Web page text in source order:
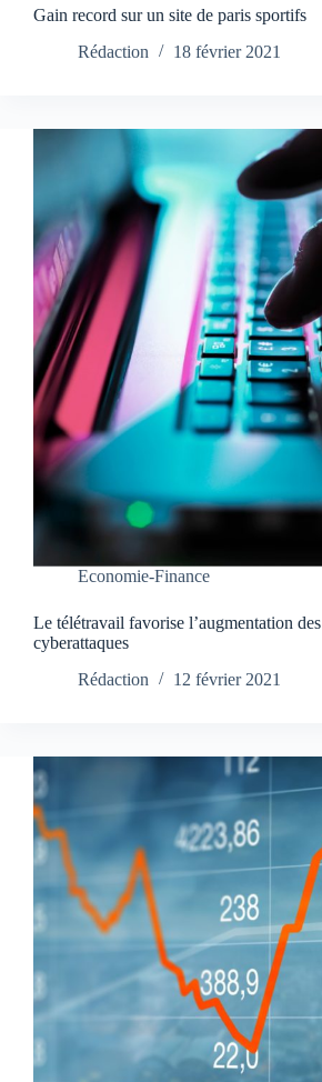
Gain record sur un site de paris sportifs
Rédaction
18 février 2021
Economie-Finance
Le télétravail favorise l’augmentation des
cyberattaques
Rédaction
12 février 2021